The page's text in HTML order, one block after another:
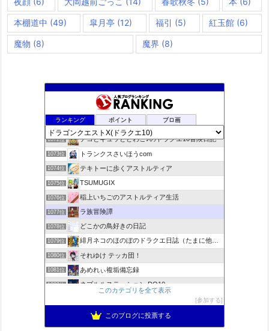
本棚道中 (49) 皐月亭 (12) 福引 (5) 紅玉館(6)
魔物 (8) 魔界 (8)
ランキング ポイント ブロ画
咲くやこのはな
1071位 ドラクエ10ラウラの日常とチーム運営ブログ
1072位 デコとギュッとどわこ♪のドラクエ10冒険日記
1073位 トランクスさいほうcom
1074位 テキトーに歩くアストルティア
1075位 TSUMUGIX
1076位 稲上いちごのアストルティア生活
1077位 ラ族冒険譚
1078位 どこかの鳥好きの日記
1079位 緋月ネコのほのぼのドラクエ日誌（たまに他のことも書いてます)
1080位 それゆけ テッカ団！
1081位 あめれぃ複垢備忘録
1082位 ネプルルステーション DQ10
アリアドネからのお便り『Aria de nouvelles』
ぽんこつゲーマーのひみつきち
このカテゴリを全て表示
参加する
このブログに投票する